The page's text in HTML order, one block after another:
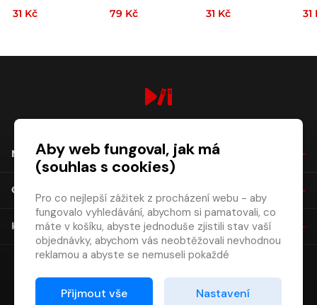
31 Kč
79 Kč
31 Kč
31
NÁKUP
O SPOLEČNOSTI
KONTAKT
Aby web fungoval, jak má
(souhlas s cookies)
Pro co nejlepší zážitek z procházení webu - aby
fungovalo vyhledávání, abychom si pamatovali, co
máte v košíku, abyste jednoduše zjistili stav vaší
objednávky, abychom vás neobtěžovali nevhodnou
reklamou a abyste se nemuseli pokaždé
Proto od vás potřebujeme souhlas se
Přijmout vše Nastavení